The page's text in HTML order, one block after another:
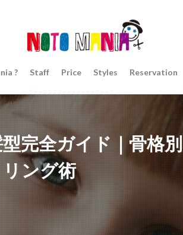
? Staff Price Styles Reservation
完全ガイド｜骨格別
ング術